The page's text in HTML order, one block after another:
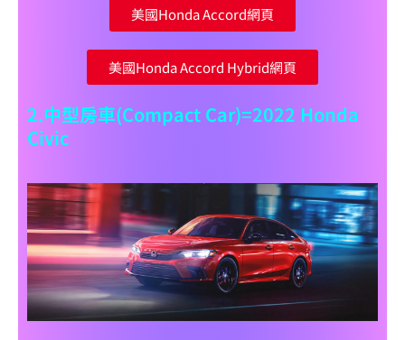
美國Honda Accord網頁
美國Honda Accord Hybrid網頁
2.中型房車(Compact Car)=2022 Honda
Civic